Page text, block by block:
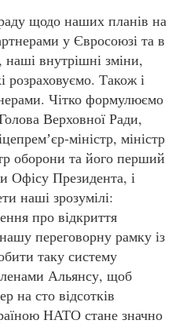
щодо наших планів на
у Євросоюзі та в
внутрішні зміни,
розраховуємо. Також і
Чітко формулюємо
Верховної Ради,
міністр, міністр
оборони та його перший
Офісу Президента, і
наші зрозумілі:
про відкриття
переговорну рамку із
таку систему
Альянсу, щоб
на сто відсотків
НАТО стане значно